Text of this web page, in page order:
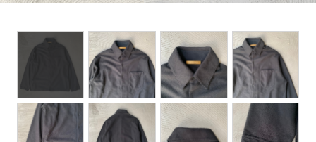
DESIGNERS ARCHIVES